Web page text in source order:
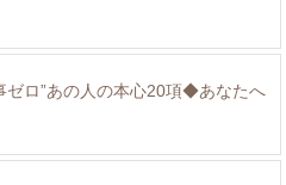
ゼロ”あの人の本心20項◆あなたへ